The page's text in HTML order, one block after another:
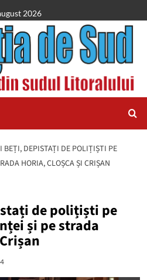
2026
BEȚI, DEPISTAȚI DE POLIȚIȘTI PE
HORIA, CLOȘCA ȘI CRIȘAN
de polițiști pe
și pe strada